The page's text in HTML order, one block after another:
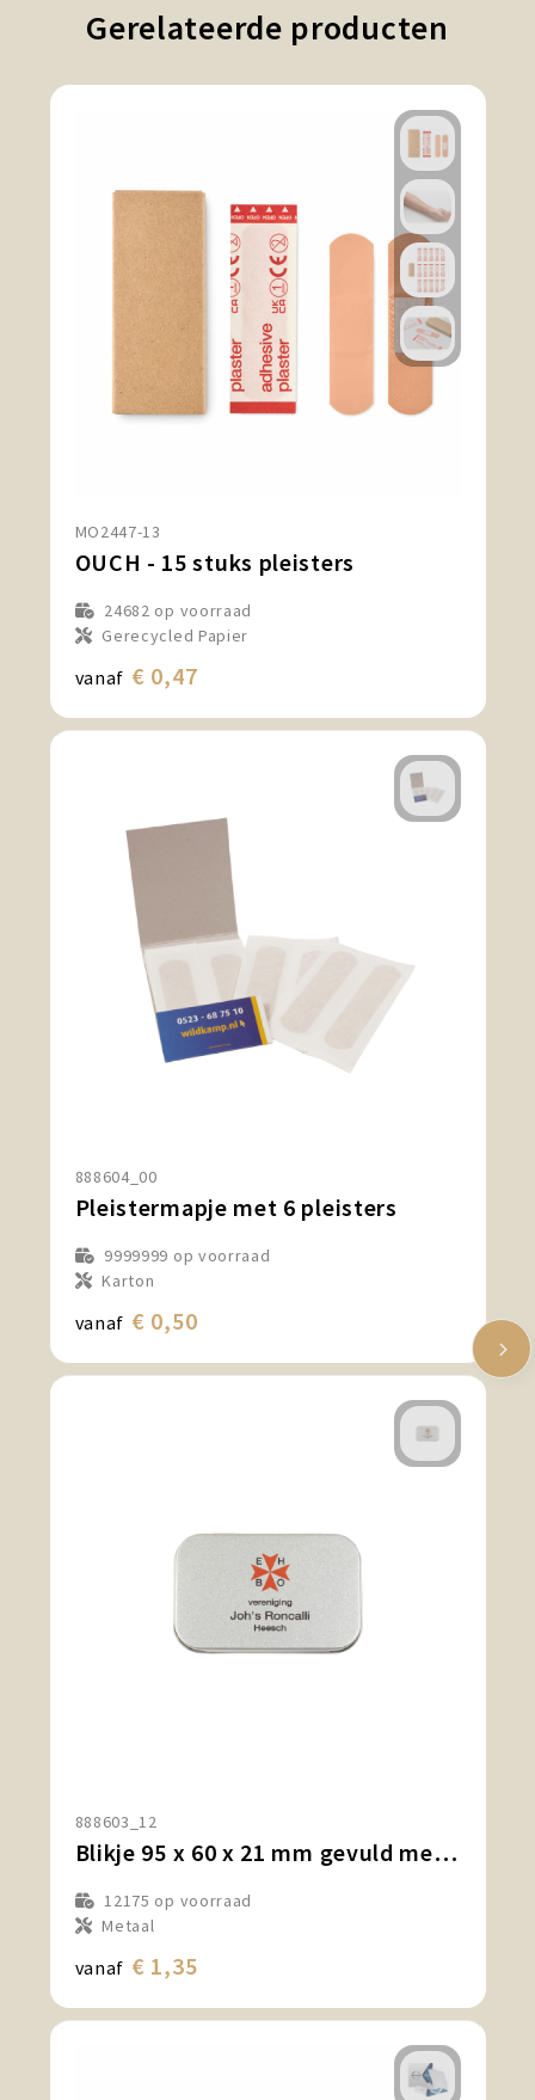
Gerelateerde producten
MO2447-13
OUCH - 15 stuks pleisters
24682 op voorraad
Gerecycled Papier
vanaf € 0,47
888604_00
Pleistermapje met 6 pleisters
9999999 op voorraad
Karton
vanaf € 0,50
888603_12
Blikje 95 x 60 x 21 mm gevuld met 20 pleisters
12175 op voorraad
Metaal
vanaf € 1,35